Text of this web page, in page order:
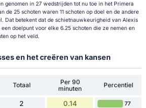
genomen in 27 wedstrijden tot nu toe in het Primera
de 25 schoten waren 11 schoten op doel en de andere
Dat betekent dat de schietnauwkeurigheid van Alexis
doelpunt voor elke 6.25 schoten die ze nemen en
op het veld.
en het creëren van kansen
Totaal
Per 90
minuten
Percentiel
2 0.14 77